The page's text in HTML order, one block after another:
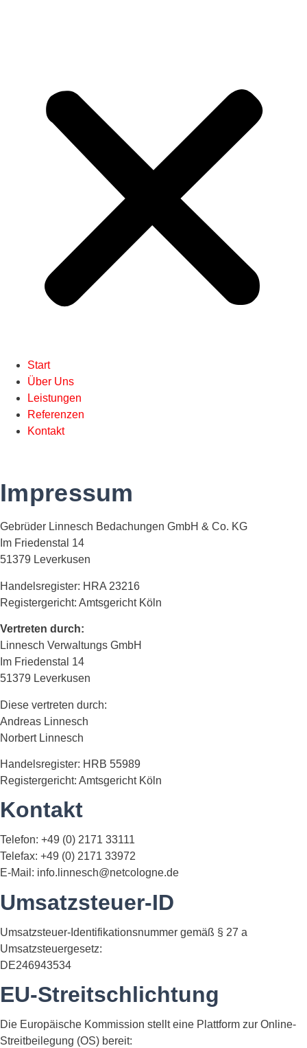
Start
Über Uns
Leistungen
Referenzen
Kontakt
Impressum
Gebrüder Linnesch Bedachungen GmbH & Co. KG
Im Friedenstal 14
51379 Leverkusen
Handelsregister: HRA 23216
Registergericht: Amtsgericht Köln
Vertreten durch:
Linnesch Verwaltungs GmbH
Im Friedenstal 14
51379 Leverkusen
Diese vertreten durch:
Andreas Linnesch
Norbert Linnesch
Handelsregister: HRB 55989
Registergericht: Amtsgericht Köln
Kontakt
Telefon: +49 (0) 2171 33111
Telefax: +49 (0) 2171 33972
E-Mail: info.linnesch@netcologne.de
Umsatzsteuer-ID
Umsatzsteuer-Identifikationsnummer gemäß § 27 a
Umsatzsteuergesetz:
DE246943534
EU-Streitschlichtung
Die Europäische Kommission stellt eine Plattform zur Online-
Streitbeilegung (OS) bereit: